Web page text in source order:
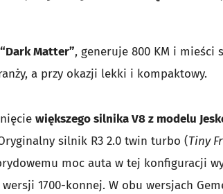
“Dark Matter”, generuje 800 KM i mieści
a przy okazji lekki i kompaktowy.
większego silnika V8 z modelu
silnik R3 2.0 twin turbo (Tiny
moc auta w tej konfiguracji
1700-konnej. W obu wersjach